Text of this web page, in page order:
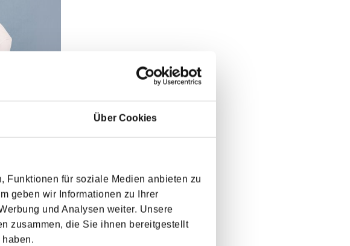
Über Cookies
Funktionen für soziale Medien anbieten zu
geben wir Informationen zu Ihrer
und Analysen weiter. Unsere
zusammen, die Sie ihnen bereitgestellt